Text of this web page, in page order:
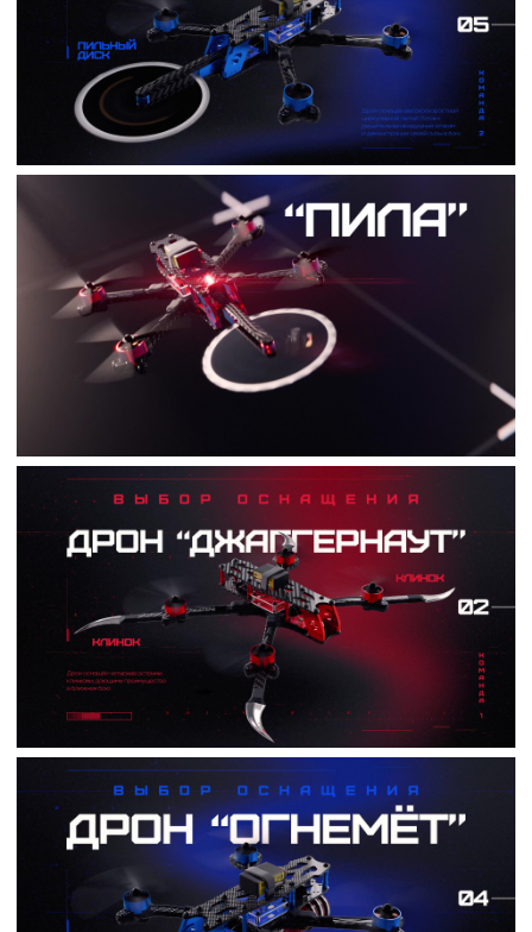
Оживите свои идеи вместе с нами
Студия моушн дизайна и 3D визуализации